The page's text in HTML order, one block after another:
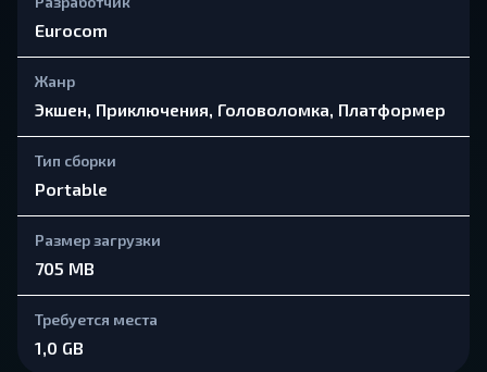
Eurocom
Жанр
Экшен, Приключения, Головоломка, Платформер
Тип сборки
Portable
Размер загрузки
705 MB
Требуется места
1,0 GB